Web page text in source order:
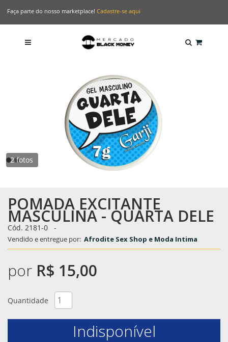
Faça parte do nosso marketplace! Cadastre-se aqui
2 fotos
POMADA EXCITANTE
MASCULINA - QUARTA DELE
Cód. 2181-0 -
Vendido e entregue por: Afrodite Sex Shop e Moda Intima
por R$ 15,00
Quantidade
Indisponível